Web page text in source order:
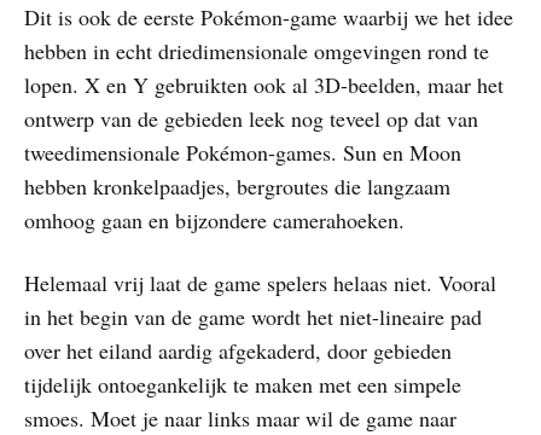
Dit is ook de eerste Pokémon-game waarbij we het idee
hebben in echt driedimensionale omgevingen rond te
lopen. X en Y gebruikten ook al 3D-beelden, maar het
ontwerp van de gebieden leek nog teveel op dat van
tweedimensionale Pokémon-games. Sun en Moon
hebben kronkelpaadjes, bergroutes die langzaam
omhoog gaan en bijzondere camerahoeken.
Helemaal vrij laat de game spelers helaas niet. Vooral
in het begin van de game wordt het niet-lineaire pad
over het eiland aardig afgekaderd, door gebieden
tijdelijk ontoegankelijk te maken met een simpele
smoes. Moet je naar links maar wil de game naar